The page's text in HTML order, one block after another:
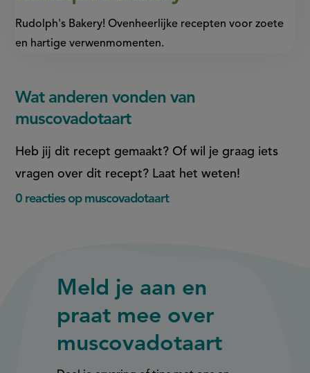
Rudolph's Bakery! Ovenheerlijke recepten voor zoete
en hartige verwenmomenten.
Wat anderen vonden van
muscovadotaart
Heb jij dit recept gemaakt? Of wil je graag iets
vragen over dit recept? Laat het weten!
0 reacties op muscovadotaart
Meld je aan en
praat mee over
muscovadotaart